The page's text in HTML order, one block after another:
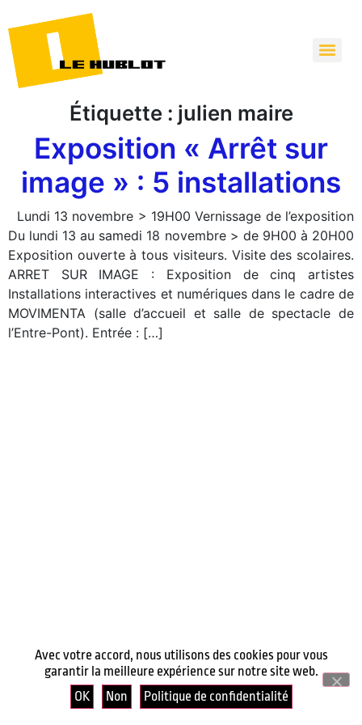
Étiquette : julien maire
Exposition « Arrêt sur
image » : 5 installations
Lundi 13 novembre > 19H00 Vernissage de l’exposition
Du lundi 13 au samedi 18 novembre > de 9H00 à 20H00
Exposition ouverte à tous visiteurs. Visite des scolaires.
ARRET SUR IMAGE : Exposition de cinq artistes
Installations interactives et numériques dans le cadre de
MOVIMENTA (salle d’accueil et salle de spectacle de
l’Entre-Pont). Entrée : […]
Avec votre accord, nous utilisons des cookies pour vous
garantir la meilleure expérience sur notre site web.
OK
Non Politique de confidentialité